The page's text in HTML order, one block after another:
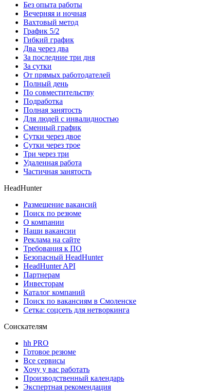
Без опыта работы
Вечерняя и ночная
Вахтовый метод
График 5/2
Гибкий график
Два через два
За последние три дня
За сутки
От прямых работодателей
Полный день
По совместительству
Подработка
Полная занятость
Для людей с инвалидностью
Сменный график
Сутки через двое
Сутки через трое
Три через три
Удаленная работа
Частичная занятость
HeadHunter
Размещение вакансий
Поиск по резюме
О компании
Наши вакансии
Реклама на сайте
Требования к ПО
Безопасный HeadHunter
HeadHunter API
Партнерам
Инвесторам
Каталог компаний
Поиск по вакансиям в Смоленске
Сетка: соцсеть для нетворкинга
Соискателям
hh PRO
Готовое резюме
Все сервисы
Хочу у вас работать
Производственный календарь
Экспертная рекомендация